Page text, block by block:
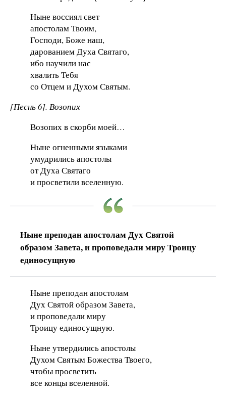
Ныне воссиял свет
апостолам Твоим,
Господи, Боже наш,
дарованием Духа Святаго,
ибо научили нас
хвалить Тебя
со Отцем и Духом Святым.
[Песнь 6]. Возопих
Возопих в скорби моей…
Ныне огненными языками
умудрились апостолы
от Духа Святаго
и просветили вселенную.
Ныне преподан апостолам Дух Святой
образом Завета, и проповедали миру Троицу
единосущную
Ныне преподан апостолам
Дух Святой образом Завета,
и проповедали миру
Троицу единосущную.
Ныне утвердились апостолы
Духом Святым Божества Твоего,
чтобы просветить
все концы вселенной.